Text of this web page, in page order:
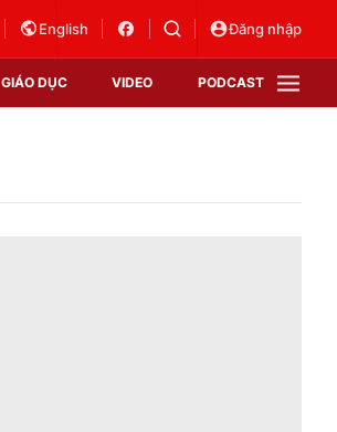
English Đăng nhập
GIÁO DỤC VIDEO PODCAST
VTV Sức khoẻ